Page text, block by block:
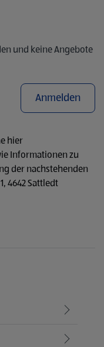
und keine Angebote
Anmelden
hier
Informationen zu
der nachstehenden
4642 Sattledt